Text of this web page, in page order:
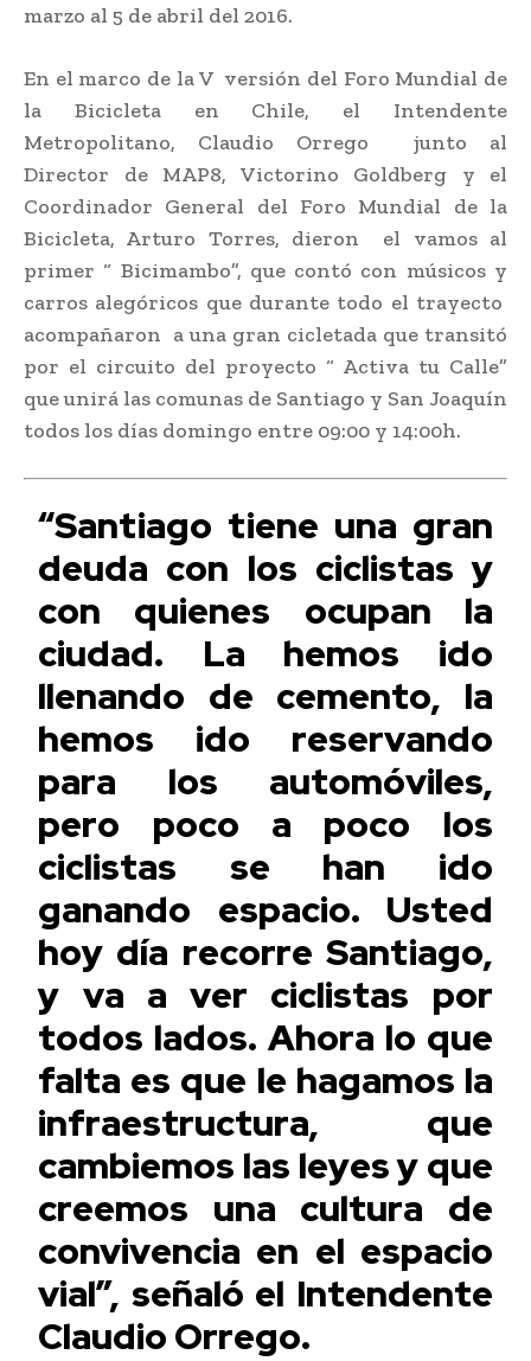
marzo al 5 de abril del 2016.
En el marco de la V versión del Foro Mundial de
la Bicicleta en Chile, el Intendente
Metropolitano, Claudio Orrego junto al
Director de MAP8, Victorino Goldberg y el
Coordinador General del Foro Mundial de la
Bicicleta, Arturo Torres, dieron el vamos al
primer “ Bicimambo”, que contó con músicos y
carros alegóricos que durante todo el trayecto
acompañaron a una gran cicletada que transitó
por el circuito del proyecto “ Activa tu Calle”
que unirá las comunas de Santiago y San Joaquín
todos los días domingo entre 09:00 y 14:00h.
“Santiago tiene una gran
deuda con los ciclistas y
con quienes ocupan la
ciudad. La hemos ido
llenando de cemento, la
hemos ido reservando
para los automóviles,
pero poco a poco los
ciclistas se han ido
ganando espacio. Usted
hoy día recorre Santiago,
y va a ver ciclistas por
todos lados. Ahora lo que
falta es que le hagamos la
infraestructura, que
cambiemos las leyes y que
creemos una cultura de
convivencia en el espacio
vial”, señaló el Intendente
Claudio Orrego.